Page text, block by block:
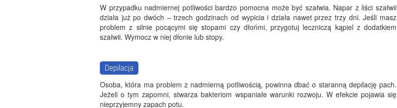
W przypadku nadmiernej potliwości bardzo pomocna może być szałwia. Napar z liści szałwii
działa już po dwóch – trzech godzinach od wypicia i działa nawet przez trzy dni. Jeśli masz
problem z silnie pocącymi się stopami czy dłońmi, przygotuj leczniczą kąpiel z dodatkiem
szałwii. Wymocz w niej dłonie lub stopy.
Depilacja
Osoba, która ma problem z nadmierną potliwością, powinna dbać o staranną depilację pach.
Jeżeli o tym zapomni, stwarza bakteriom wspaniałe warunki rozwoju. W efekcie pojawia się
nieprzyjemny zapach potu.